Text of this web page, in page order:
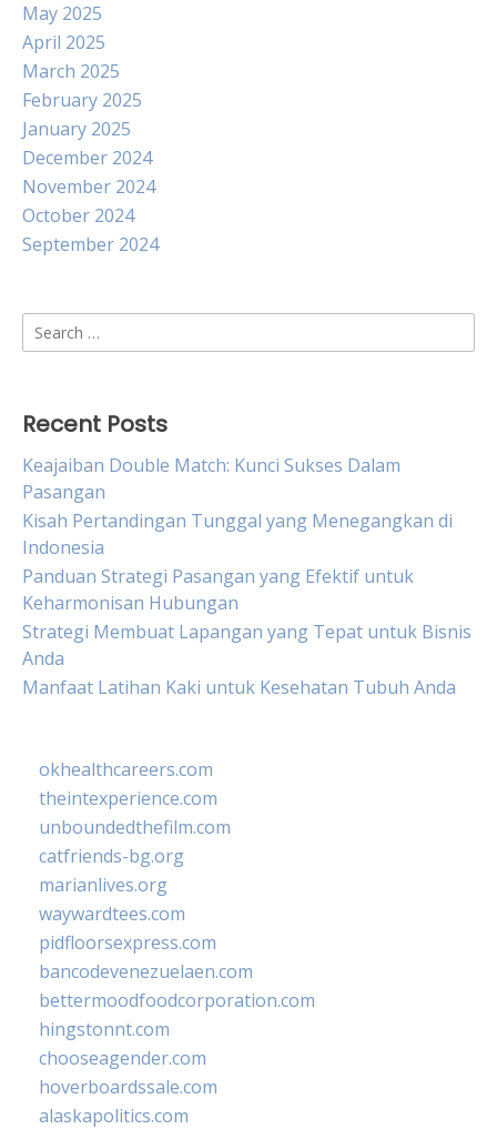
May 2025
April 2025
March 2025
February 2025
January 2025
December 2024
November 2024
October 2024
September 2024
Search
for:
Recent Posts
Keajaiban Double Match: Kunci Sukses Dalam
Pasangan
Kisah Pertandingan Tunggal yang Menegangkan di
Indonesia
Panduan Strategi Pasangan yang Efektif untuk
Keharmonisan Hubungan
Strategi Membuat Lapangan yang Tepat untuk Bisnis
Anda
Manfaat Latihan Kaki untuk Kesehatan Tubuh Anda
okhealthcareers.com
theintexperience.com
unboundedthefilm.com
catfriends-bg.org
marianlives.org
waywardtees.com
pidfloorsexpress.com
bancodevenezuelaen.com
bettermoodfoodcorporation.com
hingstonnt.com
chooseagender.com
hoverboardssale.com
alaskapolitics.com